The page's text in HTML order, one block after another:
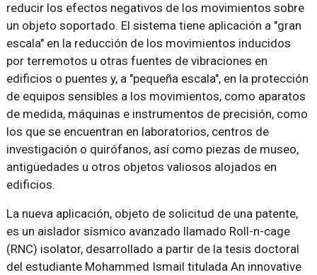
reducir los efectos negativos de los movimientos sobre
un objeto soportado. El sistema tiene aplicación a "gran
escala" en la reducción de los movimientos inducidos
por terremotos u otras fuentes de vibraciones en
edificios o puentes y, a "pequeña escala", en la protección
de equipos sensibles a los movimientos, como aparatos
de medida, máquinas e instrumentos de precisión, como
los que se encuentran en laboratorios, centros de
investigación o quirófanos, así como piezas de museo,
antigüedades u otros objetos valiosos alojados en
edificios.
La nueva aplicación, objeto de solicitud de una patente,
es un aislador sísmico avanzado llamado Roll-n-cage
(RNC) isolator, desarrollado a partir de la tesis doctoral
del estudiante Mohammed Ismail titulada An innovative